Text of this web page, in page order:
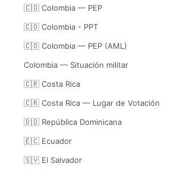
🇨🇴 Colombia — PEP
🇨🇴 Colombia - PPT
🇨🇴 Colombia — PEP (AML)
Colombia — Situación militar
🇨🇷 Costa Rica
🇨🇷 Costa Rica — Lugar de Votación
🇩🇴 República Dominicana
🇪🇨 Ecuador
🇸🇻 El Salvador